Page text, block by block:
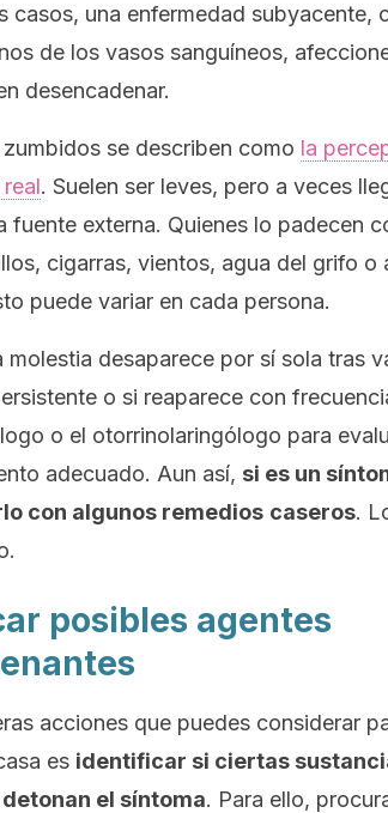
casos, una enfermedad subyacente,
de los vasos sanguíneos,
desencadenar.
se describen como la
. Suelen ser leves, pero a veces
fuente externa. Quienes lo padecen
cigarras, vientos, agua del grifo o
puede variar en cada persona.
molestia desaparece por sí sola tras
o si reaparece con
o el otorrinolaringólogo para
adecuado. Aun así, si es un
con algunos remedios caseros.
posibles agentes
acciones que puedes considerar
es identificar si ciertas
el síntoma. Para ello,